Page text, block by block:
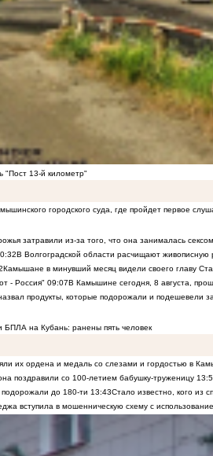
"Пост 13-й километр"
городского суда, где пройдет первое
затравили из-за того, что она занималась
В Волгоградской области расчищают
Камышане в минувший месяц видели своего главу
- Россия" 09:07В Камышине сегодня, 8 августа,
продукты, которые подорожали и подешевели
БПЛА на Кубань: ранены пять человек
их ордена и медаль со слезами и гордостью в
поздравили со 100-летием бабушку-труженицу
до 180-ти 13:43Стало известно, кого из
вступила в мошенническую схему с